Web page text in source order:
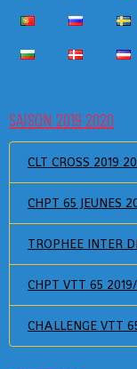
SAISON 2019 2020
CLT CROSS 2019
CHPT 65 JEUNES
TROPHEE INTER
CHPT VTT 65
CHALLENGE VTT